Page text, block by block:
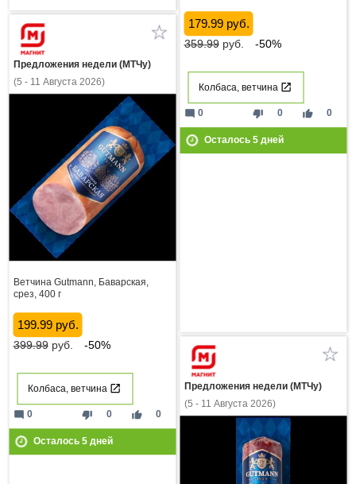
179.99 руб.
359.99руб. -50%
Колбаса, ветчина
thumb_down 0 thumb_up 0
mode_comment 0
Осталось 5дней
Предложения недели (МТЧу)
(5 - 11 Августа 2026)
Ветчина Gutmann, Баварская,
срез, 400 г
199.99 руб.
399.99руб. -50%
Колбаса, ветчина
thumb_down 0 thumb_up 0
mode_comment 0
Осталось 5дней
Предложения недели (МТЧу)
(5 - 11 Августа 2026)